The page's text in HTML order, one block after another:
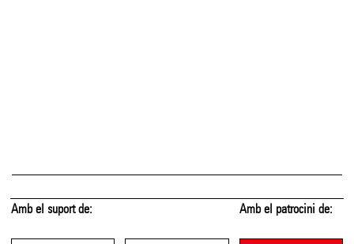
Amb el suport de: Amb el patrocini de: